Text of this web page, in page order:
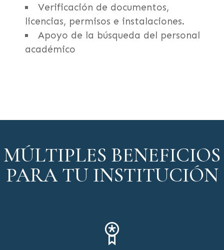
Verificación de documentos,
licencias, permisos e instalaciones.
Apoyo de la búsqueda del personal
académico
MÚLTIPLES BENEFICIOS
PARA TU INSTITUCIÓN